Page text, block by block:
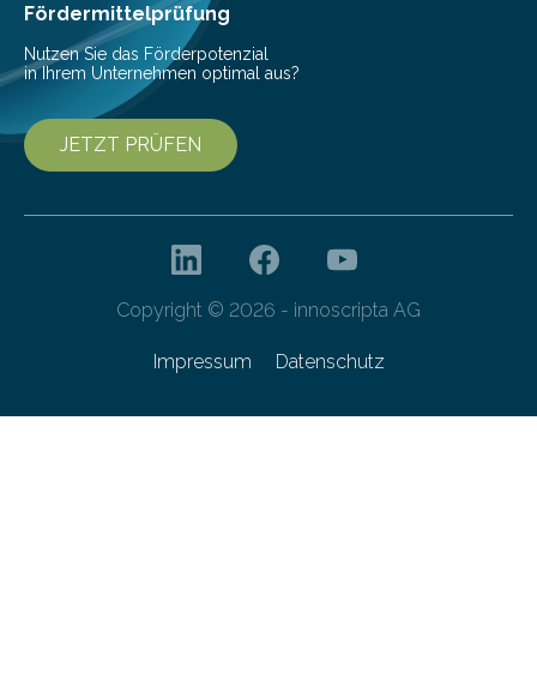
Fördermittelprüfung
Nutzen Sie das Förderpotenzial
in Ihrem Unternehmen optimal aus?
JETZT PRÜFEN
Copyright © 2026 - innoscripta AG
Impressum Datenschutz